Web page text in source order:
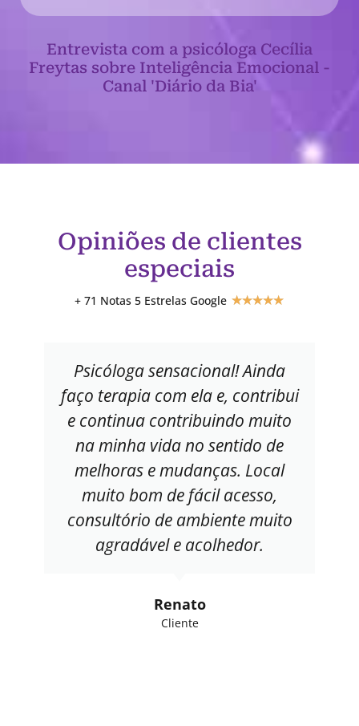
Entrevista com a psicóloga Cecília
Freytas sobre Inteligência Emocional -
Canal 'Diário da Bia'
Opiniões de clientes
especiais
+ 71 Notas 5 Estrelas Google ★★★★★
Psicóloga sensacional! Ainda
faço terapia com ela e, contribui
e continua contribuindo muito
na minha vida no sentido de
melhoras e mudanças. Local
muito bom de fácil acesso,
consultório de ambiente muito
agradável e acolhedor.
Renato
Cliente